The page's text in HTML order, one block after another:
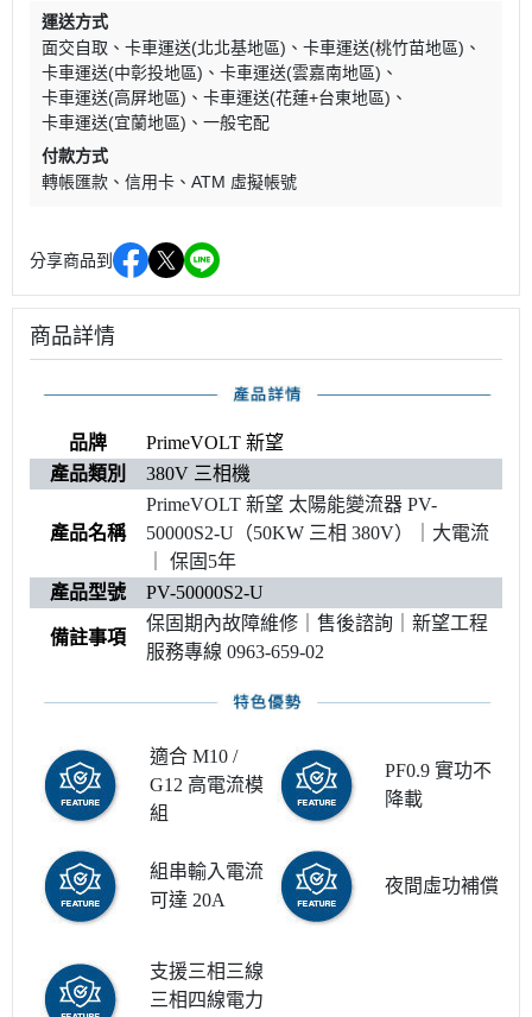
運送方式
面交自取
卡車運送(北北基地區)
卡車運送(桃竹苗地區)
卡車運送(中彰投地區)
卡車運送(雲嘉南地區)
卡車運送(高屏地區)
卡車運送(花蓮+台東地區)
卡車運送(宜蘭地區)
一般宅配
付款方式
轉帳匯款
信用卡 ATM 虛擬帳號
分享商品到
商品詳情
品牌
PrimeVOLT 新望
產品類別
380V 三相機
產品名稱
PrimeVOLT 新望 太陽能變流器 PV-
50000S2-U（50KW 三相 380V）｜大電流
｜ 保固5年
產品型號
PV-50000S2-U
備註事項
保固期內故障維修｜售後諮詢｜新望工程
服務專線 0963-659-02
適合 M10 /
G12 高電流模
組
PF0.9 實功不
降載
組串輸入電流
可達 20A
夜間虛功補償
支援三相三線
三相四線電力